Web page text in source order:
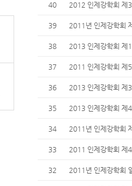
40 2012 인제강학회 제
39 2011년 인제강학회
38 2013 인제강학회 제
37 2011 인제강학회 제
36 2013 인제강학회 제
35 2013 인제강학회 제
34 2011년 인제강학회
33 2011 인제강학회 제
32 2011년 인제강학회